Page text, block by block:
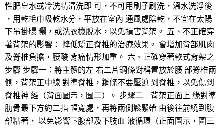
性肥皂水或冷洗精清洗即 可，不可用刷子刷洗，溫水洗淨後
，用乾毛巾吸乾水分，平放在室內 通風處陰乾，不宜在太陽
下吊掛曝 曬，或洗衣機脫水，以免損害背架。 五、不正確穿
著背架的影響： 降低矯正脊椎的治療效果。 會增加背部肌肉
及脊椎負擔，腰酸 背痛情形加重。 六、正確穿著軟式背架之
步驟 步驟一：將主體的左 右二片鋼條對稱置放於腰 部脊椎兩
側，背架正中線 對準脊椎，鋼條不要壓迫 到脊椎，以免傷到
脊椎神 經（背面圖示，圖二）。 步驟二：背架正面上 緣對準
肋骨最下方約二指 幅寬處，再將兩側鬆緊帶 由後往前繞到腹
部粘著， 以免影響下腹部及下肢血 液循環（正面圖示，圖三